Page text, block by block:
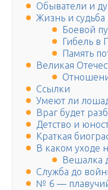
Обыватели и
Жизнь и судьба
Боевой
Гибель в
Память
Великая
Ссылки
Умеют ли
Враг будет
Детство и
Краткая
В каком уходе
Вешалка
Служба до
№ 6 —